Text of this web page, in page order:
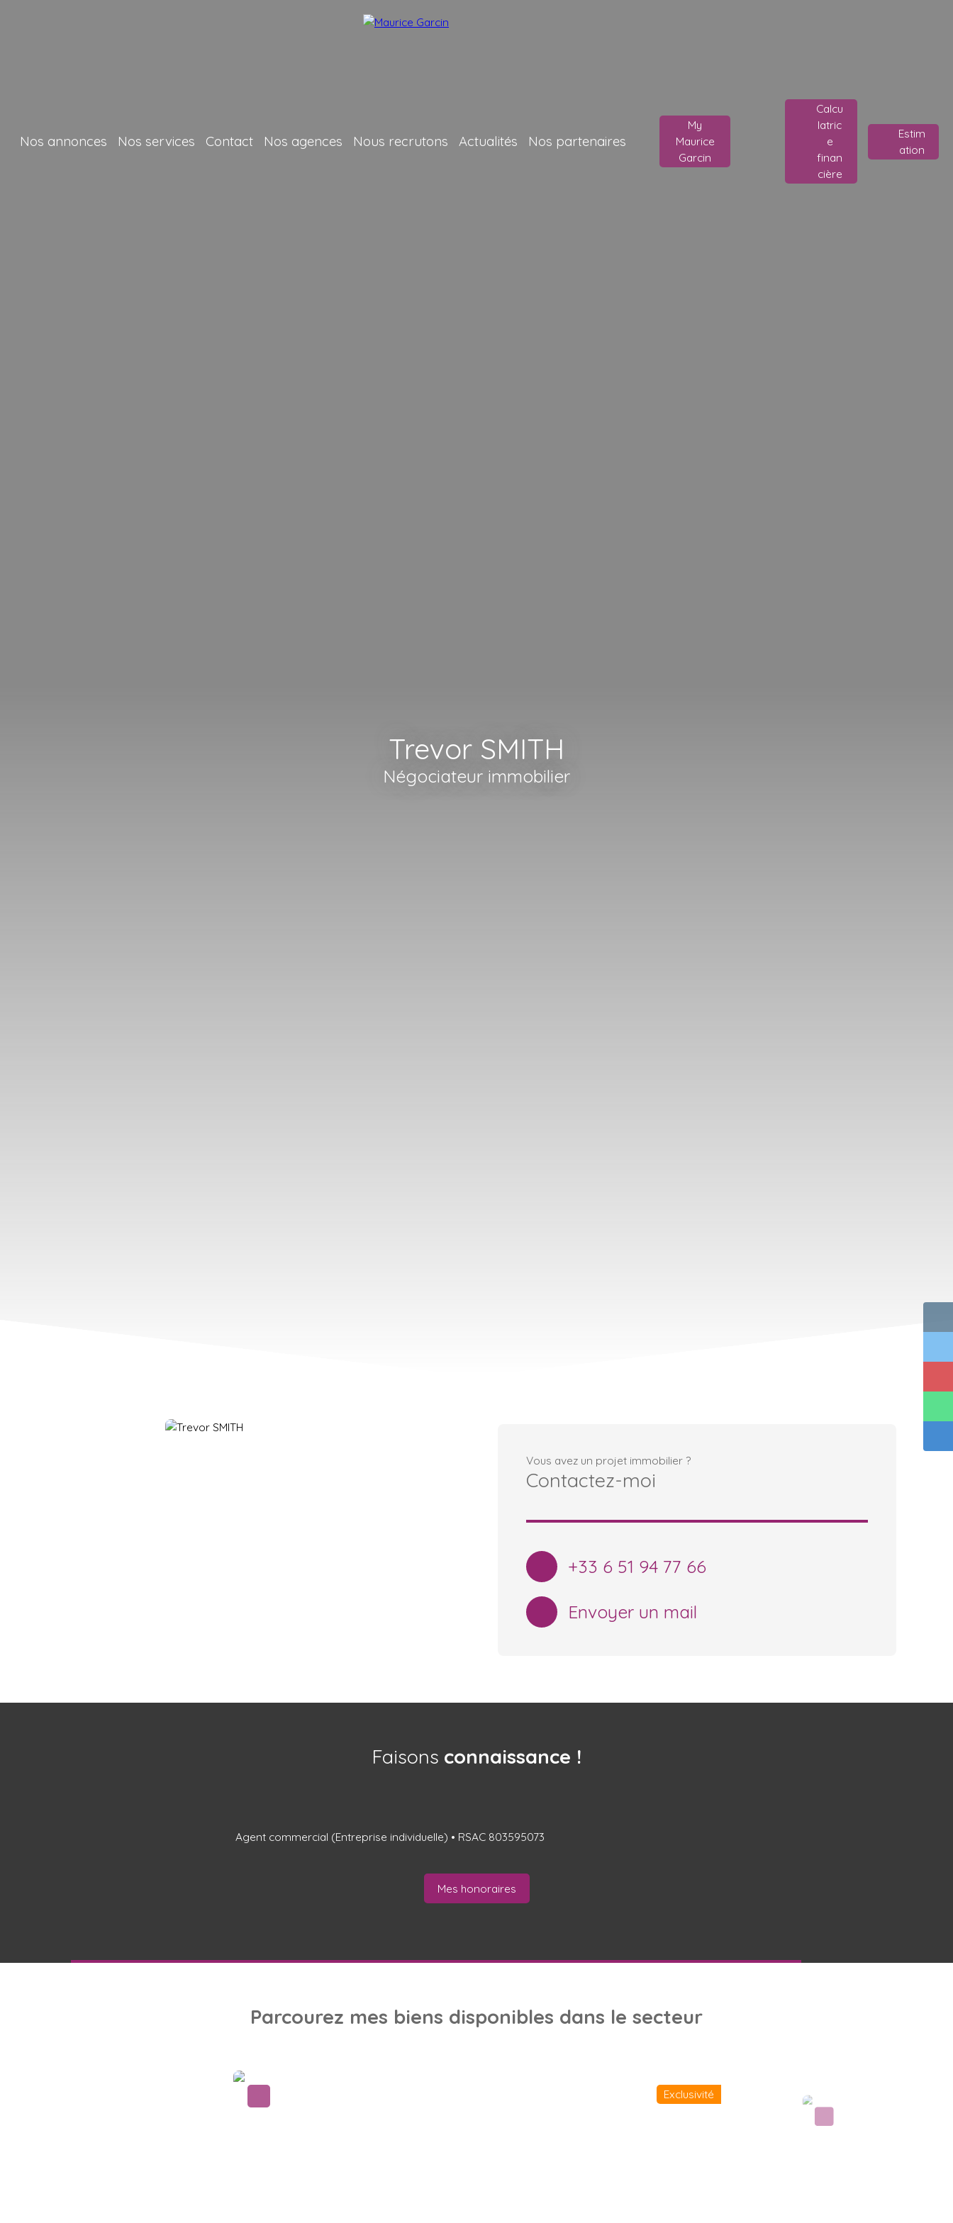
Nos annonces Nos services Contact Nos agences Nous recrutons Actualités Nos partenaires
My
Maurice
Garcin
Calcu
latric
e
finan
cière
Estim
ation
Trevor SMITH
Négociateur immobilier
Vous avez un projet immobilier ?
Contactez-moi
+33 6 51 94 77 66
Envoyer un mail
Faisons connaissance !
Agent commercial (Entreprise individuelle) • RSAC 803595073
Mes honoraires
Parcourez mes biens disponibles dans le secteur
Exclusivité